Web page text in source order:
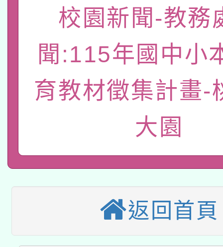
「數位內容與教學軟
有關大陸委員會函釋公
薪期間赴陸應申請許可
轉知經濟部水利署委託
業技術研究院辦理「
用水績優單位及節水達
115年8月22日(星期六
桃園市孔廟祈福系列
開 智慧啟航」
本校115學年度第2次
招甄選結果公告(無人
招)
適應運動共學行動站研
本館辦理115年度閱讀
暨閱讀推動專業研習
科技賦能─人工智慧
礎課程
A3數位素養講師名單
校園新聞-教務
聞:115年國中小
育教材徵集計畫-
大園
返回首頁